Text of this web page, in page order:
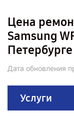
Цена
Samsung
Петербурге
Дата обновления
Услуги